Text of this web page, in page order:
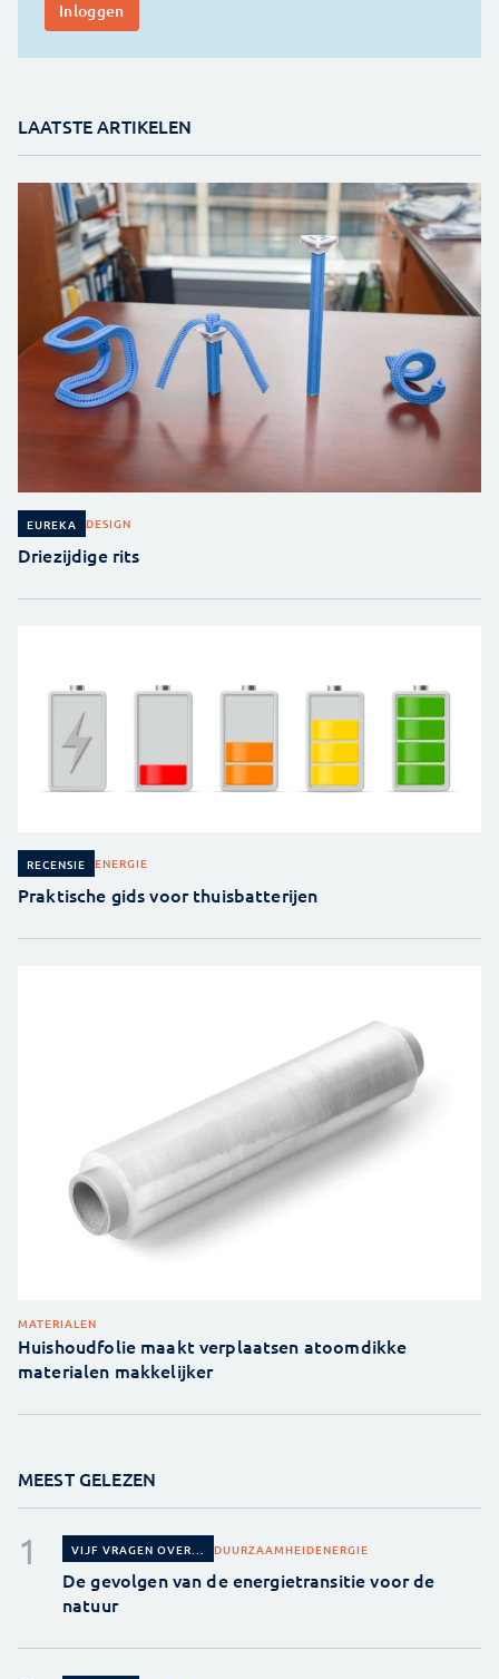
LAATSTE ARTIKELEN
EUREKA DESIGN
Driezijdige rits
RECENSIE ENERGIE
Praktische gids voor thuisbatterijen
MATERIALEN
Huishoudfolie maakt verplaatsen atoomdikke
materialen makkelijker
MEEST GELEZEN
VIJF VRAGEN OVER... DUURZAAMHEIDENERGIE
De gevolgen van de energietransitie voor de
natuur